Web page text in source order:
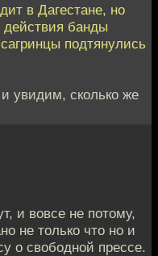
в Дагестане, но
действия банды
подтянулись
увидим, сколько же
и вовсе не потому,
не только что но и
о свободной прессе.